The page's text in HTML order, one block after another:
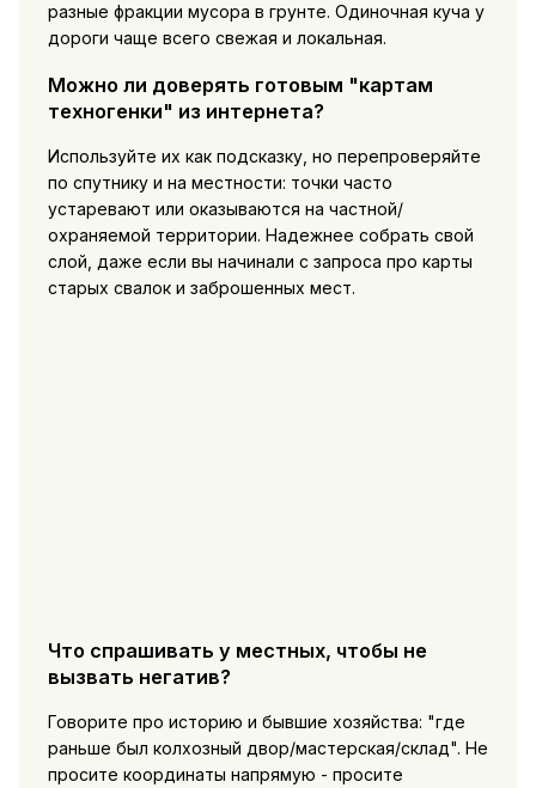
разные фракции мусора в грунте. Одиночная куча у
дороги чаще всего свежая и локальная.
Можно ли доверять готовым "картам
техногенки" из интернета?
Используйте их как подсказку, но перепроверяйте
по спутнику и на местности: точки часто
устаревают или оказываются на частной/
охраняемой территории. Надежнее собрать свой
слой, даже если вы начинали с запроса про карты
старых свалок и заброшенных мест.
Что спрашивать у местных, чтобы не
вызвать негатив?
Говорите про историю и бывшие хозяйства: "где
раньше был колхозный двор/мастерская/склад". Не
просите координаты напрямую - просите